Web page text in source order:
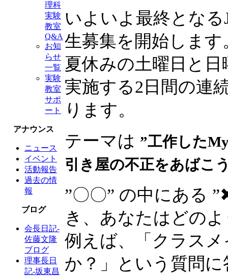
理科
実験
教室
Q&A
お知
らせ
一覧
実験
教室
サポ
ート
アナウンス
ニュース
イベント
活動報告
過去の情
報
ブログ
会長日記-
佐藤文隆
ブログ
理事長日
記-坂東昌
いよいよ最終となる
生募集を開始しま
夏休みの土曜日と
実施する2日間の連
ります。
テーマは ”工作した
引き屋の不正をあばこ
”〇〇” の中にある
き、あなたはどの
例えば、「クラス
か？」という質問